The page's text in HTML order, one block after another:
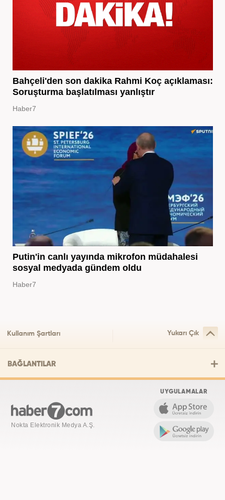
Bahçeli'den son dakika Rahmi Koç açıklaması:
Soruşturma başlatılması yanlıştır
Haber7
Putin'in canlı yayında mikrofon müdahalesi
sosyal medyada gündem oldu
Haber7
Kullanım Şartları Yukarı Çık
BAĞLANTILAR
Nokta Elektronik Medya A.Ş.
UYGULAMALAR